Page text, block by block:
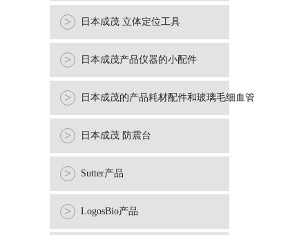
> 日本成茂 立体定位工具
> 日本成茂产品仪器的小配件
> 日本成茂的产品耗材配件和玻璃毛细血管
> 日本成茂 防震台
> Sutter产品
> LogosBio产品